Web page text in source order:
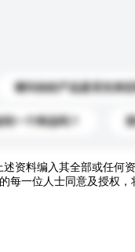
请问你的产品是否支持定
一个样品吗？
资料编入其全部或任何
一位人士同意及授权，